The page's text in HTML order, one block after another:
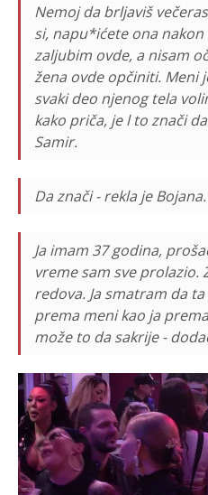
Nemoj da brljaviš
si, napu*ićete ona
zaljubim ovde, a nisam
žena ovde opčiniti. Meni
svaki deo njenog tela
kako priča, je l to znači
Samir.
Da znači - rekla je Bojana.
Ja imam 37 godina,
vreme sam sve prolazio.
redova. Ja smatram da
prema meni kao ja
može to da sakrije -